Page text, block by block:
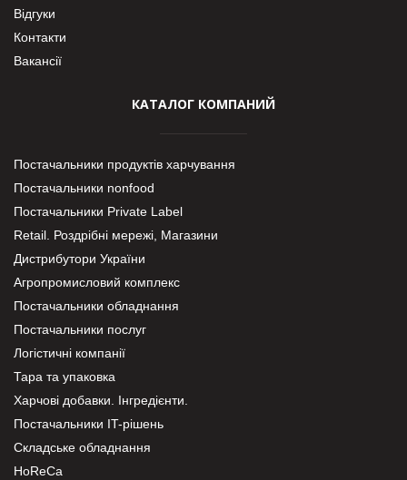
Відгуки
Контакти
Вакансії
КАТАЛОГ КОМПАНИЙ
Постачальники продуктів харчування
Постачальники nonfood
Постачальники Private Label
Retail. Роздрібні мережі, Магазини
Дистрибутори України
Агропромисловий комплекс
Постачальники обладнання
Постачальники послуг
Логістичні компанії
Тара та упаковка
Харчові добавки. Інгредієнти.
Постачальники IT-рішень
Складське обладнання
HoReCa